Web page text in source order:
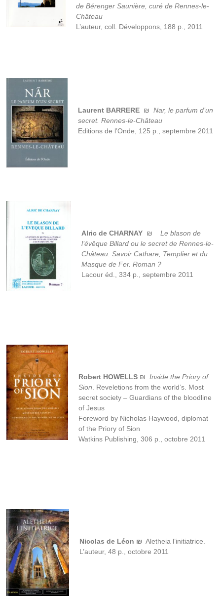
de Bérenger Saunière, curé de Rennes-le-
Château
L’auteur, coll. Développons, 188 p., 2011
Laurent BARRERE ₪Nar, le parfum d’un
secret. Rennes-le-Château
Editions de l’Onde, 125 p., septembre 2011
Alric de CHARNAY ₪Le blason de
l’évêque Billard ou le secret de Rennes-le-
Château. Savoir Cathare, Templier et du
Masque de Fer. Roman ?
Lacour éd., 334 p., septembre 2011
Robert HOWELLS ₪Inside the Priory of
Sion . Reveletions from the world’s. Most
secret society – Guardians of the bloodline
of Jesus
Foreword by Nicholas Haywood, diplomat
of the Priory of Sion
Watkins Publishing, 306 p., octobre 2011
Nicolas de Léon ₪ Aletheia l’initiatrice.
L’auteur, 48 p., octobre 2011